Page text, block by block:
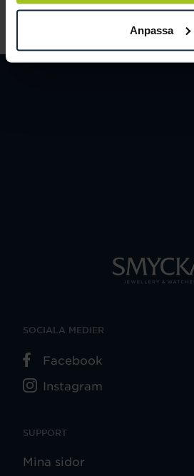
Anpassa
LÄS MER
SUPPORT
Mina sidor
SOCIALA MEDIER
Facebook
Instagram